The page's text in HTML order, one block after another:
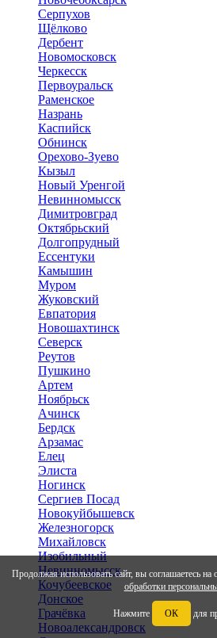
Продолжая использовать сайт, вы соглашаетесь
обработки
Нажмите ОК для
Серпухов
Щёлково
Дербент
Новомосковск
Черкесск
Первоуральск
Раменское
Назрань
Каспийск
Обнинск
Орехово-Зуево
Кызыл
Новый Уренгой
Невинномысск
Димитровград
Октябрьский
Долгопрудный
Ессентуки
Камышин
Муром
Жуковский
Евпатория
Новошахтинск
Северск
Реутов
Пушкино
Артем
Ноябрьск
Ачинск
Бердск
Арзамас
Елец
Элиста
Ногинск
Сергиев Посад
Новокуйбышевск
Железногорск
Михайловск
Изобильный
Невинномысск
Кочубеевское
Донское
Грачёвка
Новоалександровск